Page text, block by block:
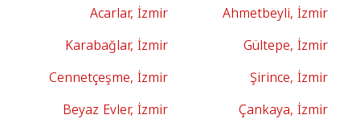
Ahmetbeyli, İzmir
Acarlar, İzmir
Gültepe, İzmir
Karabağlar, İzmir
Şirince, İzmir
Cennetçeşme, İzmir
Çankaya, İzmir
Beyaz Evler, İzmir